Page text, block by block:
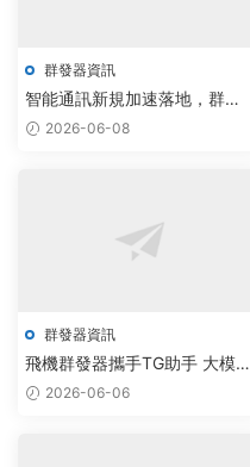
群發器資訊
智能通訊新規加速落地，群發
工具與Telegram集成推動效率
2026-06-08
群發器資訊
飛機群發器攜手TG助手 大模型
驅動通信效率提升300%
2026-06-06